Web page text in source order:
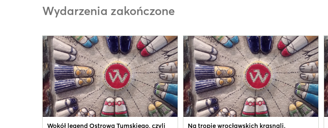
Wydarzenia zakończone
Wokół legend Ostrowa Tumskiego, czyli
Na tropie wrocławskich krasnali.